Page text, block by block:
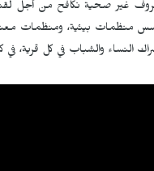
غير صحية نكافح من أجل
منظمات بيئية، ومنظمات
النساء والشباب في كل قرية،